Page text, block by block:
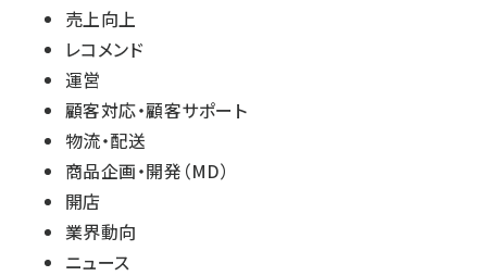
売上向上
レコメンド
運営
顧客対応・顧客サポート
物流・配送
商品企画・開発（MD）
開店
業界動向
ニュース